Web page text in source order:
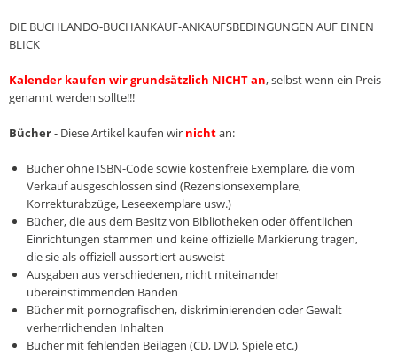
DIE BUCHLANDO-BUCHANKAUF-ANKAUFSBEDINGUNGEN AUF EINEN
BLICK
Kalender kaufen wir grundsätzlich NICHT an, selbst wenn ein Preis
genannt werden sollte!!!
Bücher- Diese Artikel kaufen wir nichtan:
Bücher ohne ISBN-Code sowie kostenfreie Exemplare, die vom
Verkauf ausgeschlossen sind (Rezensionsexemplare,
Korrekturabzüge, Leseexemplare usw.)
Bücher, die aus dem Besitz von Bibliotheken oder öffentlichen
Einrichtungen stammen und keine offizielle Markierung tragen,
die sie als offiziell aussortiert ausweist
Ausgaben aus verschiedenen, nicht miteinander
übereinstimmenden Bänden
Bücher mit pornografischen, diskriminierenden oder Gewalt
verherrlichenden Inhalten
Bücher mit fehlenden Beilagen (CD, DVD, Spiele etc.)